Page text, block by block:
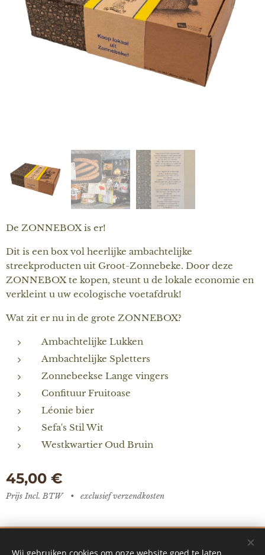
De ZONNEBOX is er!
Dit is een box vol heerlijke ambachtelijke
streekproducten uit Groot-Zonnebeke. Door deze
ZONNEBOX te kopen, steunt u de lokale economie en
verkleint u uw ecologische voetafdruk!
Wat zit er nu in de grote ZONNEBOX?
Ambachtelijke Lukken
Ambachtelijke Spletters
Zonnebeekse Lange vingers
Confituur Fruitoase
Léonie bier
Sefa's Stil Wit
Westkwartier Oud Bruin
45,00 €
Prijs Incl. BTW exclusief verzendkosten